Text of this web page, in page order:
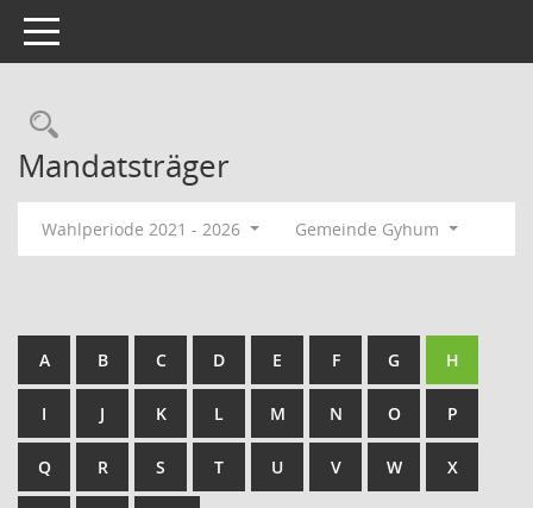
Toggle navigation
Rechercheauswahl
Mandatsträger
Wahlperiode 2021 - 2026 Gemeinde Gyhum
A B C D E F G H
I J K L M N O P
Q R S T U V W X